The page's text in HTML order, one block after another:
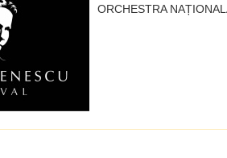
ORCHESTRA